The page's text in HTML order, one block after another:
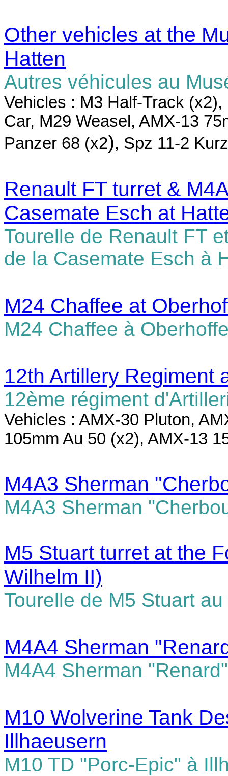
Other vehicles at the
Hatten
Autres véhicules au
Vehicles : M3 Half-Track
Car, M29 Weasel, AMX-13
Panzer 68 (x2), Spz 11-2 Kurz
Renault FT turret &
Casemate Esch at
Tourelle de Renault FT
de la Casemate Esch à
M24 Chaffee at
M24 Chaffee à
12th Artillery Regiment
12ème régiment
Vehicles : AMX-30 Pluton,
105mm Au 50 (x2), AMX-13
M4A3 Sherman
M4A3 Sherman
M5 Stuart turret at the
Wilhelm II)
Tourelle de M5 Stuart
M4A4 Sherman
M4A4 Sherman
M10 Wolverine Tank
Illhaeusern
M10 TD "Porc-Epic" à